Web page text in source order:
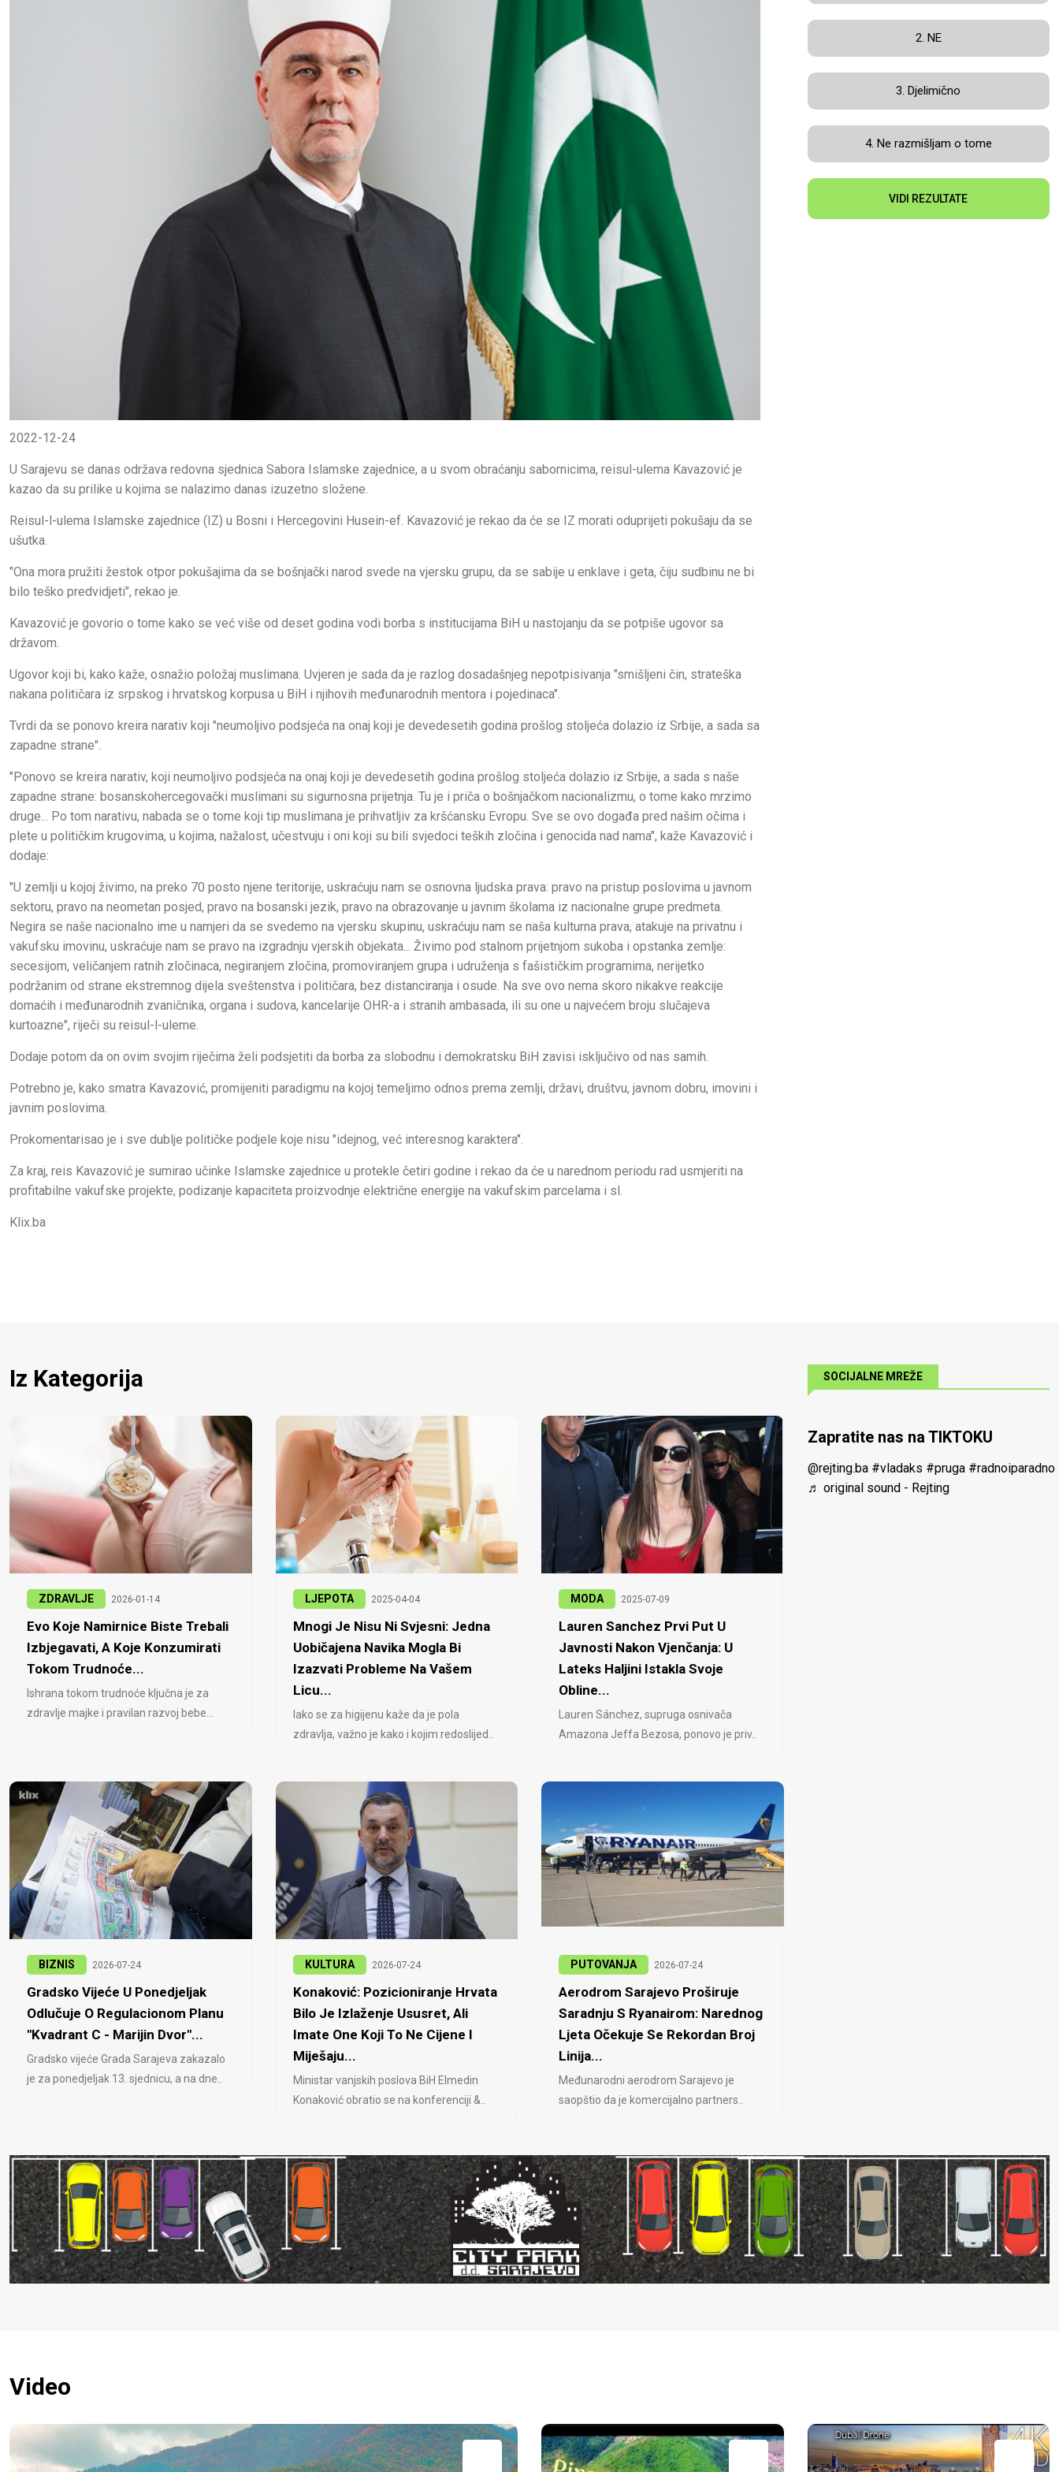
2022-12-24
U Sarajevu se danas održava redovna sjednica Sabora Islamske zajednice, a u svom obraćanju sabornicima, reisul-ulema Kavazović je
kazao da su prilike u kojima se nalazimo danas izuzetno složene.
Reisul-l-ulema Islamske zajednice (IZ) u Bosni i Hercegovini Husein-ef. Kavazović je rekao da će se IZ morati oduprijeti pokušaju da se
ušutka.
"Ona mora pružiti žestok otpor pokušajima da se bošnjački narod svede na vjersku grupu, da se sabije u enklave i geta, čiju sudbinu ne bi
bilo teško predvidjeti", rekao je.
Kavazović je govorio o tome kako se već više od deset godina vodi borba s institucijama BiH u nastojanju da se potpiše ugovor sa
državom.
Ugovor koji bi, kako kaže, osnažio položaj muslimana. Uvjeren je sada da je razlog dosadašnjeg nepotpisivanja "smišljeni čin, strateška
nakana političara iz srpskog i hrvatskog korpusa u BiH i njihovih međunarodnih mentora i pojedinaca".
Tvrdi da se ponovo kreira narativ koji "neumoljivo podsjeća na onaj koji je devedesetih godina prošlog stoljeća dolazio iz Srbije, a sada sa
zapadne strane".
"Ponovo se kreira narativ, koji neumoljivo podsjeća na onaj koji je devedesetih godina prošlog stoljeća dolazio iz Srbije, a sada s naše
zapadne strane: bosanskohercegovački muslimani su sigurnosna prijetnja. Tu je i priča o bošnjačkom nacionalizmu, o tome kako mrzimo
druge... Po tom narativu, nabada se o tome koji tip muslimana je prihvatljiv za kršćansku Evropu. Sve se ovo događa pred našim očima i
plete u političkim krugovima, u kojima, nažalost, učestvuju i oni koji su bili svjedoci teških zločina i genocida nad nama", kaže Kavazović i
dodaje:
"U zemlji u kojoj živimo, na preko 70 posto njene teritorije, uskraćuju nam se osnovna ljudska prava: pravo na pristup poslovima u javnom
sektoru, pravo na neometan posjed, pravo na bosanski jezik, pravo na obrazovanje u javnim školama iz nacionalne grupe predmeta.
Negira se naše nacionalno ime u namjeri da se svedemo na vjersku skupinu, uskraćuju nam se naša kulturna prava, atakuje na privatnu i
vakufsku imovinu, uskraćuje nam se pravo na izgradnju vjerskih objekata... Živimo pod stalnom prijetnjom sukoba i opstanka zemlje:
secesijom, veličanjem ratnih zločinaca, negiranjem zločina, promoviranjem grupa i udruženja s fašističkim programima, nerijetko
podržanim od strane ekstremnog dijela sveštenstva i političara, bez distanciranja i osude. Na sve ovo nema skoro nikakve reakcije
domaćih i međunarodnih zvaničnika, organa i sudova, kancelarije OHR-a i stranih ambasada, ili su one u najvećem broju slučajeva
kurtoazne", riječi su reisul-l-uleme.
Dodaje potom da on ovim svojim riječima želi podsjetiti da borba za slobodnu i demokratsku BiH zavisi isključivo od nas samih.
Potrebno je, kako smatra Kavazović, promijeniti paradigmu na kojoj temeljimo odnos prema zemlji, državi, društvu, javnom dobru, imovini i
javnim poslovima.
Prokomentarisao je i sve dublje političke podjele koje nisu "idejnog, već interesnog karaktera".
Za kraj, reis Kavazović je sumirao učinke Islamske zajednice u protekle četiri godine i rekao da će u narednom periodu rad usmjeriti na
profitabilne vakufske projekte, podizanje kapaciteta proizvodnje električne energije na vakufskim parcelama i sl.
Klix.ba
2. NE
3. Djelimično
4. Ne razmišljam o tome
VIDI REZULTATE
Iz Kategorija
ZDRAVLJE 2026-01-14
Evo Koje Namirnice Biste Trebali
Izbjegavati, A Koje Konzumirati
Tokom Trudnoće...
Ishrana tokom trudnoće ključna je za
zdravlje majke i pravilan razvoj bebe...
LJEPOTA 2025-04-04
Mnogi Je Nisu Ni Svjesni: Jedna
Uobičajena Navika Mogla Bi
Izazvati Probleme Na Vašem
Licu...
Iako se za higijenu kaže da je pola
zdravlja, važno je kako i kojim redoslijed..
MODA 2025-07-09
Lauren Sanchez Prvi Put U
Javnosti Nakon Vjenčanja: U
Lateks Haljini Istakla Svoje
Obline...
Lauren Sánchez, supruga osnivača
Amazona Jeffa Bezosa, ponovo je priv..
BIZNIS 2026-07-24
Gradsko Vijeće U Ponedjeljak
Odlučuje O Regulacionom Planu
"Kvadrant C - Marijin Dvor"...
Gradsko vijeće Grada Sarajeva zakazalo
je za ponedjeljak 13. sjednicu, a na dne..
KULTURA 2026-07-24
Konaković: Pozicioniranje Hrvata
Bilo Je Izlaženje Ususret, Ali
Imate One Koji To Ne Cijene I
Miješaju...
Ministar vanjskih poslova BiH Elmedin
Konaković obratio se na konferenciji &..
PUTOVANJA 2026-07-24
Aerodrom Sarajevo Proširuje
Saradnju S Ryanairom: Narednog
Ljeta Očekuje Se Rekordan Broj
Linija...
Međunarodni aerodrom Sarajevo je
saopštio da je komercijalno partners..
SOCIJALNE MREŽE
Zapratite nas na TIKTOKU
@rejting.ba #vladaks #pruga #radnoiparadno
♬ original sound - Rejting
Video